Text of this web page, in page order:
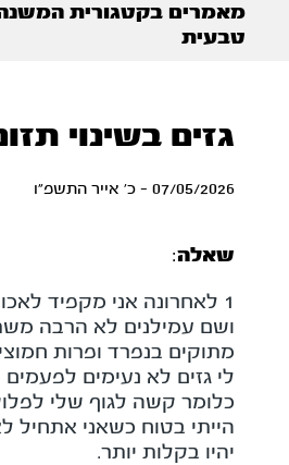
מאמרים בקטגורית
טבעית
גזים בשינוי
07/05/2026 - כ' אייר התשפ"ו
שאלה:
1 לאחרונה אני מקפיד
ושם עמילנים לא הרבה
מתוקים בנפרד ופרות
לי גזים לא נעימים
כלומר קשה לגוף שלי
הייתי בטוח כשאני אתחיל
יהיו בקלות יותר.